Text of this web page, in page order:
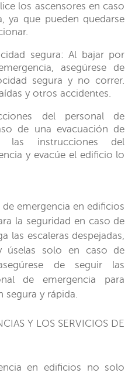
los ascensores en caso
ya que pueden quedarse
segura: Al bajar por
asegúrese de
segura y no correr.
y otros accidentes.
del personal de
de una evacuación de
las instrucciones del
y evacúe el edificio lo
de emergencia en edificios
la seguridad en caso de
las escaleras despejadas,
úselas solo en caso de
de seguir las
de emergencia para
segura y rápida.
Y LOS SERVICIOS DE
en edificios no solo